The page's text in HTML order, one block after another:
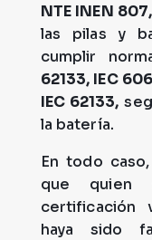
NTE INEN
las pilas y
cumplir
62133, IEC
IEC 62133,
la batería.
En todo
que quien
certificación
haya sido